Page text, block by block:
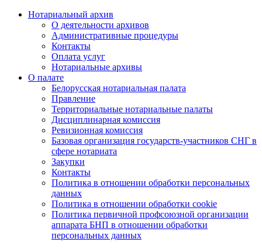
Нотариальный архив
О деятельности архивов
Административные процедуры
Контакты
Оплата услуг
Нотариальные архивы
О палате
Белорусская нотариальная палата
Правление
Территориальные нотариальные палаты
Дисциплинарная комиссия
Ревизионная комиссия
Базовая организация государств-участников СНГ в
сфере нотариата
Закупки
Контакты
Политика в отношении обработки персональных
данных
Политика в отношении обработки cookie
Политика первичной профсоюзной организации
аппарата БНП в отношении обработки
персональных данных